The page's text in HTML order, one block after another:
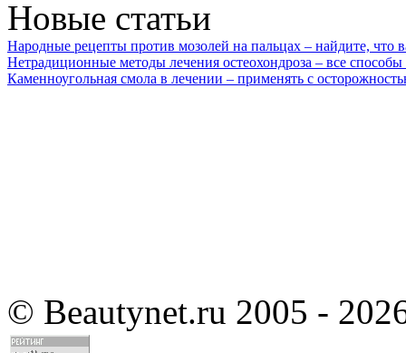
Новые статьи
Народные рецепты против мозолей на пальцах – найдите, что
Нетрадиционные методы лечения остеохондроза – все
Каменноугольная смола в лечении – применять с
© Beautynet.ru 2005 -